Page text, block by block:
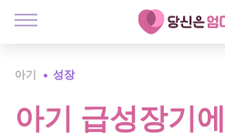
아기 성장
아기 급성장기